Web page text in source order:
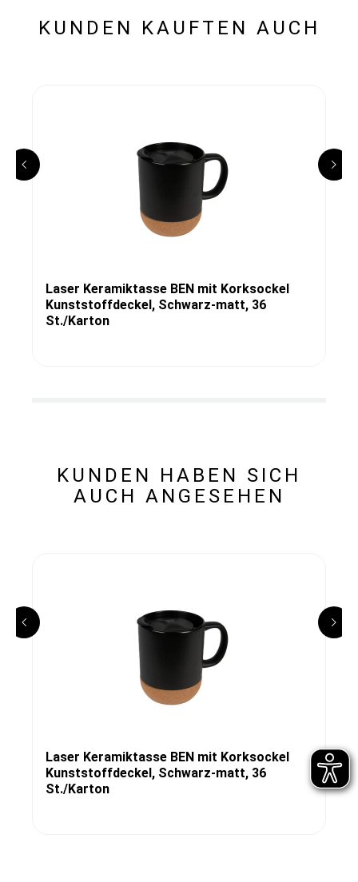
KUNDEN KAUFTEN AUCH
Laser Keramiktasse BEN mit Korksockel
Kunststoffdeckel, Schwarz-matt, 36
St./Karton
KUNDEN HABEN SICH
AUCH ANGESEHEN
Laser Keramiktasse BEN mit Korksockel
Kunststoffdeckel, Schwarz-matt, 36
St./Karton